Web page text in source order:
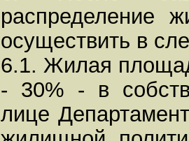
распределение
осуществить в
6.1. Жилая
- 30% - в
лице